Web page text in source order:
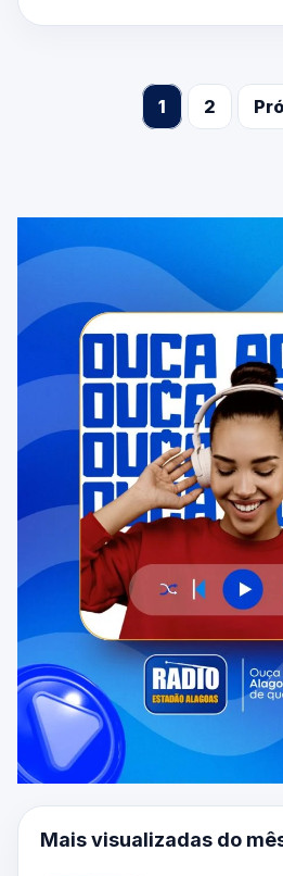
1 2
Mais visualizadas do